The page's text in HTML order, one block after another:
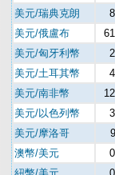
美元/瑞典克朗
美元/俄盧布
美元/匈牙利幣
美元/土耳其幣
美元/南非幣
美元/以色列幣
美元/摩洛哥
澳幣/美元